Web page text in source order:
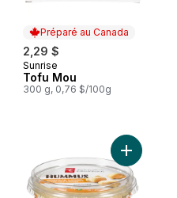
Préparé au Canada
2,29 $
Préparé au Canada
Sunrise
Tofu Mou
300 g, 0,76 $/100g
blancs biologiques